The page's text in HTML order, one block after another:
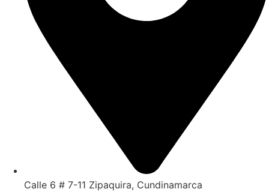
Calle 6 # 7-11 Zipaquira, Cundinamarca